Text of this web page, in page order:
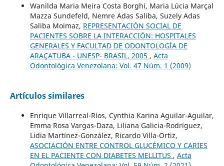
Wanilda Maria Meira Costa Borghi, Maria Lúcia Marçal
Mazza Sundefeld, Nemre Adas Saliba, Suzely Adas
Saliba Moimaz, REPRESENTACIÓN SOCIAL DE
PACIENTES SOBRE LA INTERACCIÓN: HOSPITALES
GENERALES Y FACULTAD DE ODONTOLOGÍA DE
ARAÇATUBA - UNESP- BRASIL, 2005 , Acta
Odontológica Venezolana: Vol. 47 Núm. 1 (2009)
Artículos similares
Enrique Villarreal-Ríos, Cynthia Karina Aguilar-Aguilar,
Emma Rosa Vargas-Daza, Liliana Galicia-Rodríguez,
Lidia Martínez-González, Ricardo Villa-Ortiz,
ASOCIACIÓN ENTRE CONTROL GLUCÉMICO Y CARIES
EN EL PACIENTE CON DIABETES MELLITUS , Acta